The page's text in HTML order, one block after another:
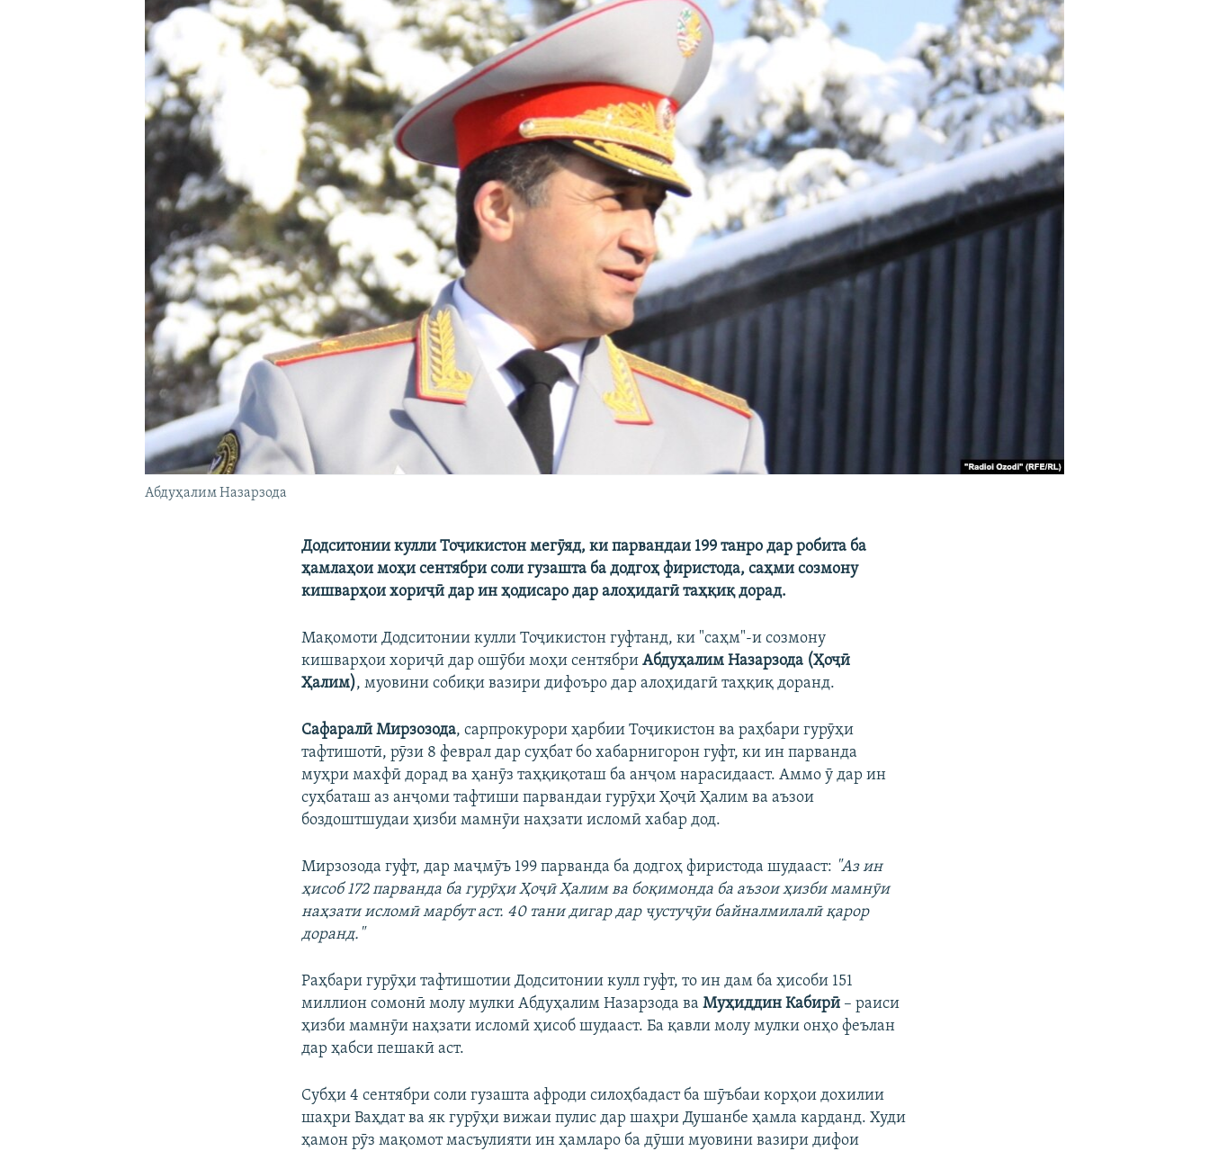
Абдуҳалим Назарзода
Додситонии кулли Тоҷикистон мегӯяд, ки парвандаи 199 танро дар робита ба
ҳамлаҳои моҳи сентябри соли гузашта ба додгоҳ фиристода, саҳми созмону
кишварҳои хориҷӣ дар ин ҳодисаро дар алоҳидагӣ таҳқиқ дорад.
Мақомоти Додситонии кулли Тоҷикистон гуфтанд, ки "саҳм"-и созмону
кишварҳои хориҷӣ дар ошӯби моҳи сентябриАбдуҳалим Назарзода (Ҳоҷӣ
Ҳалим), муовини собиқи вазири дифоъро дар алоҳидагӣ таҳқиқ доранд.
Сафаралӣ Мирзозода, сарпрокурори ҳарбии Тоҷикистон ва раҳбари гурӯҳи
тафтишотӣ, рӯзи 8 феврал дар суҳбат бо хабарнигорон гуфт, ки ин парванда
муҳри махфӣ дорад ва ҳанӯз таҳқиқоташ ба анҷом нарасидааст. Аммо ӯ дар ин
суҳбаташ аз анҷоми тафтиши парвандаи гурӯҳи Ҳоҷӣ Ҳалим ва аъзои
боздоштшудаи ҳизби мамнӯи наҳзати исломӣ хабар дод.
Мирзозода гуфт, дар маҷмӯъ 199 парванда ба додгоҳ фиристода шудааст: "Аз ин
ҳисоб 172 парванда ба гурӯҳи Ҳоҷӣ Ҳалим ва боқимонда ба аъзои ҳизби мамнӯи
наҳзати исломӣ марбут аст. 40 тани дигар дар ҷустуҷӯи байналмилалӣ қарор
доранд."
Раҳбари гурӯҳи тафтишотии Додситонии кулл гуфт, то ин дам ба ҳисоби 151
миллион сомонӣ молу мулки Абдуҳалим Назарзода ваМуҳиддин Кабирӣ – раиси
ҳизби мамнӯи наҳзати исломӣ ҳисоб шудааст. Ба қавли молу мулки онҳо феълан
дар ҳабси пешакӣ аст.
Субҳи 4 сентябри соли гузашта афроди силоҳбадаст ба шӯъбаи корҳои дохилии
шаҳри Ваҳдат ва як гурӯҳи вижаи пулис дар шаҳри Душанбе ҳамла карданд. Худи
ҳамон рӯз мақомот масъулияти ин ҳамларо ба дӯши муовини вазири дифои